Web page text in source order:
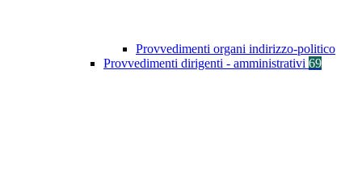
Provvedimenti organi indirizzo-politico
Provvedimenti dirigenti - amministrativi 69